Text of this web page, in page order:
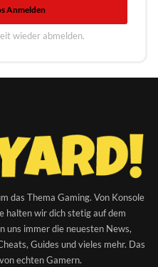
Anmelden
wieder abmelden.
das Thema Gaming. Von Konsole
halten wir dich stetig auf dem
uns immer die neuesten News,
Guides und vieles mehr. Das
echten Gamern.